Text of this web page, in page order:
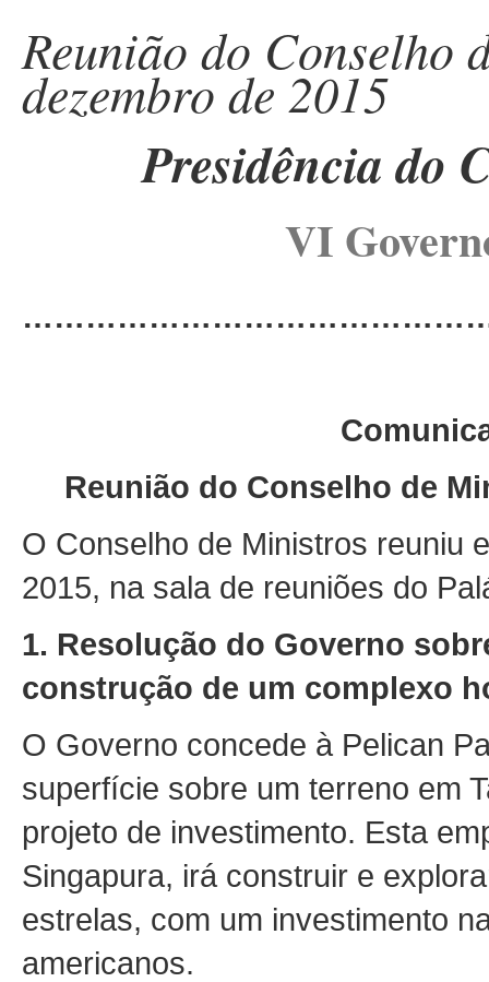
Reunião do Conselho
dezembro de 2015
Presidência do
VI
Reunião do Conselho de
O Conselho de Ministros reuniu
2015, na sala de reuniões do
1. Resolução do Governo
construção de um complexo
O Governo concede à Pelican
superfície sobre um terreno em
projeto de investimento. Esta
Singapura, irá construir e
estrelas, com um investimento
americanos.